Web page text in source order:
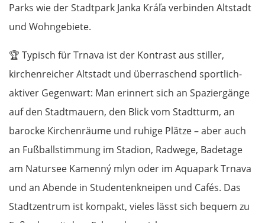
Parks wie der Stadtpark Janka Kráľa verbinden Altstadt
und Wohngebiete.
🏆 Typisch für Trnava ist der Kontrast aus stiller,
kirchenreicher Altstadt und überraschend sportlich-
aktiver Gegenwart: Man erinnert sich an Spaziergänge
auf den Stadtmauern, den Blick vom Stadtturm, an
barocke Kirchenräume und ruhige Plätze – aber auch
an Fußballstimmung im Stadion, Radwege, Badetage
am Natursee Kamenný mlyn oder im Aquapark Trnava
und an Abende in Studentenkneipen und Cafés. Das
Stadtzentrum ist kompakt, vieles lässt sich bequem zu